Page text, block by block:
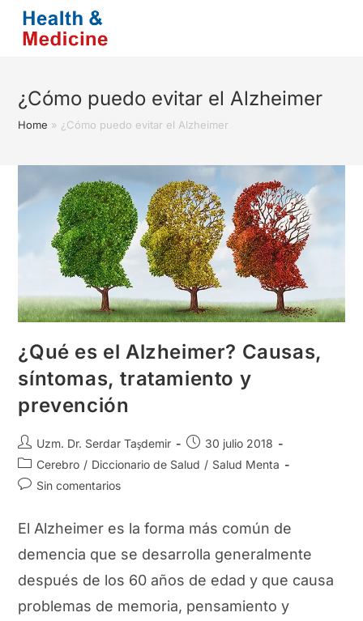
Saltar
contenido
¿Cómo puedo evitar el Alzheimer
Home » ¿Cómo puedo evitar el Alzheimer
¿Qué es el Alzheimer? Causas,
síntomas, tratamiento y
prevención
Autor
de
la
entrada:
Uzm. Dr. Serdar Taşdemir
Publicación
de
30 julio 2018
Categoría
de
Cerebro / Diccionario de Salud / Salud Menta
Comentarios
entrada:
Sin comentarios
El Alzheimer es la forma más común de
demencia que se desarrolla generalmente
después de los 60 años de edad y que causa
problemas de memoria, pensamiento y